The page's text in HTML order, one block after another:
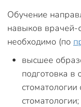
Обучение
навыков врачей-
необходимо (по
высшее
подготовка в
стоматологии;